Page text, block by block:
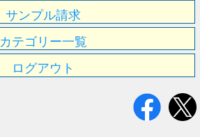
サンプル請求
カテゴリー一覧
ログアウト